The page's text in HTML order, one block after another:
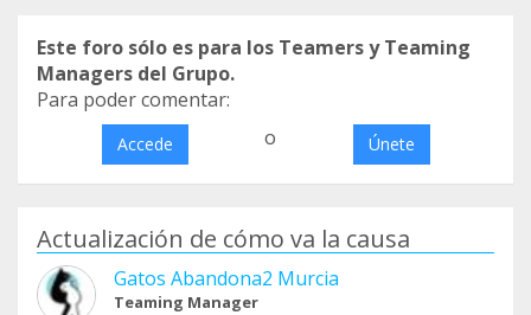
Este foro sólo es para los Teamers y Teaming
Managers del Grupo.
Para poder comentar:
Accede o Únete
Actualización de cómo va la causa
Gatos Abandona2 Murcia
Teaming Manager